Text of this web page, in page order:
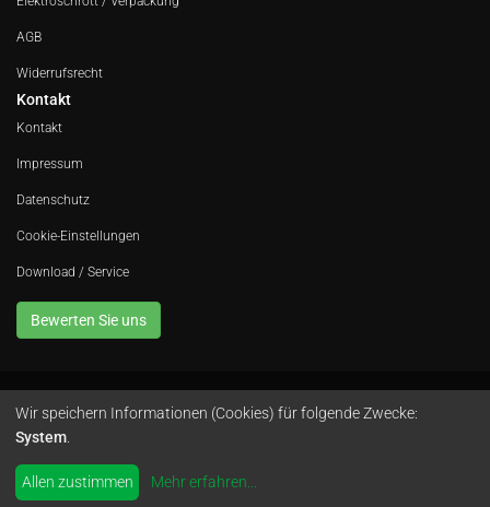
AGB
Widerrufsrecht
Kontakt
Kontakt
Impressum
Datenschutz
Cookie-Einstellungen
Download / Service
Bewerten Sie uns
Avola GmbH • In der Fleute 52 • 42389 Wuppertal • Telefon 0202 260 666 0
Instagram
Wir speichern Informationen (Cookies) für folgende Zwecke:
System
Allen zustimmen Mehr erfahren...